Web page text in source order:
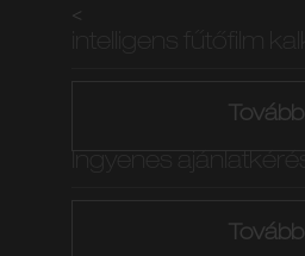
<
Tovább
Tovább